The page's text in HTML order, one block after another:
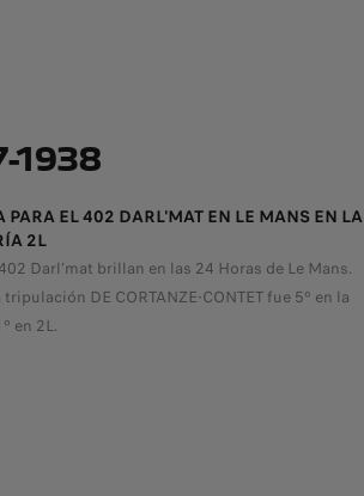
1938
PARA EL 402 DARL'MAT EN LE MANS EN LA
2L
Darl’mat brillan en las 24 Horas de Le Mans.
DE CORTANZE-CONTET fue 5º en la
en 2L.